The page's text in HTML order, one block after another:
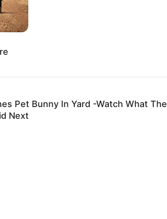
Pet Bunny In Yard -Watch What The
Next